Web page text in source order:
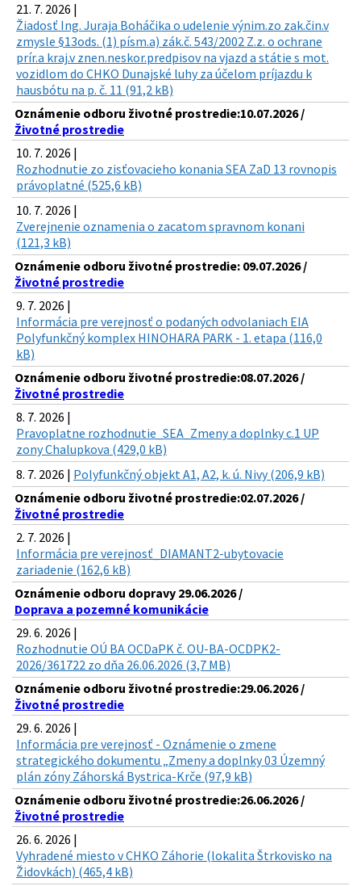
21. 7. 2026 |
Žiadosť Ing. Juraja Boháčika o udelenie výnim.zo zak.čin.v
zmysle §13ods. (1) písm.a) zák.č. 543/2002 Z.z. o ochrane
prír.a kraj.v znen.neskor.predpisov na vjazd a státie s mot.
vozidlom do CHKO Dunajské luhy za účelom príjazdu k
hausbótu na p. č. 11 (91,2 kB)
Oznámenie odboru životné prostredie:10.07.2026 /
Životné prostredie
10. 7. 2026 |
Rozhodnutie zo zisťovacieho konania SEA ZaD 13 rovnopis
právoplatné (525,6 kB)
10. 7. 2026 |
Zverejnenie oznamenia o zacatom spravnom konani
(121,3 kB)
Oznámenie odboru životné prostredie: 09.07.2026 /
Životné prostredie
9. 7. 2026 |
Informácia pre verejnosť o podaných odvolaniach EIA
Polyfunkčný komplex HINOHARA PARK - 1. etapa (116,0
kB)
Oznámenie odboru životné prostredie:08.07.2026 /
Životné prostredie
8. 7. 2026 |
Pravoplatne rozhodnutie_SEA_Zmeny a doplnky c.1 UP
zony Chalupkova (429,0 kB)
8. 7. 2026 | Polyfunkčný objekt A1, A2, k. ú. Nivy (206,9 kB)
Oznámenie odboru životné prostredie:02.07.2026 /
Životné prostredie
2. 7. 2026 |
Informácia pre verejnosť_DIAMANT2-ubytovacie
zariadenie (162,6 kB)
Oznámenie odboru dopravy 29.06.2026 /
Doprava a pozemné komunikácie
29. 6. 2026 |
Rozhodnutie OÚ BA OCDaPK č. OU-BA-OCDPK2-
2026/361722 zo dňa 26.06.2026 (3,7 MB)
Oznámenie odboru životné prostredie:29.06.2026 /
Životné prostredie
29. 6. 2026 |
Informácia pre verejnosť - Oznámenie o zmene
strategického dokumentu „Zmeny a doplnky 03 Územný
plán zóny Záhorská Bystrica-Krče (97,9 kB)
Oznámenie odboru životné prostredie:26.06.2026 /
Životné prostredie
26. 6. 2026 |
Vyhradené miesto v CHKO Záhorie (lokalita Štrkovisko na
Židovkách) (465,4 kB)